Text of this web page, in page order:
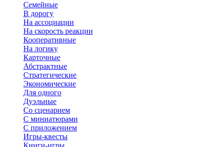
Семейные
В дорогу
На ассоциации
На скорость реакции
Кооперативные
На логику
Карточные
Абстрактные
Стратегические
Экономические
Для одного
Дуэльные
Со сценарием
С миниатюрами
С приложением
Игры-квесты